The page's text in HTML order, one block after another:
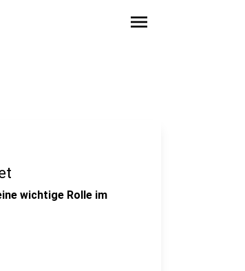
menu
wichtige Rolle im